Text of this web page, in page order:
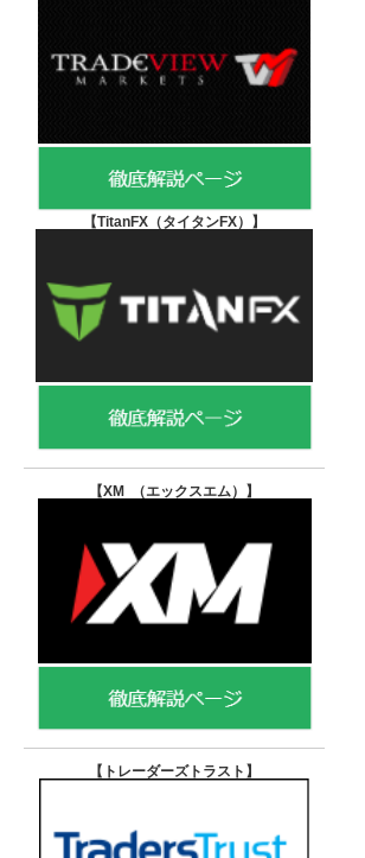
【TitanFX（タイタンFX） 】
【XM （エックスエム） 】
【トレーダーズトラスト 】